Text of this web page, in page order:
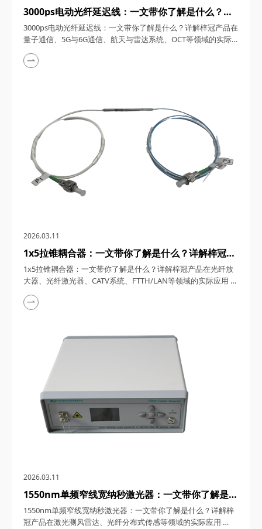
3000ps电动光纤延迟线：一文带你了解是什么？详
解梓冠产品在量子通信、5G与6G通信、航天与雷达
系统、OCT等领域的实际应用
3000ps电动光纤延迟线：一文带你了解是什么？详解梓冠产品在
量子通信、5G与6G通信、航天与雷达系统、OCT等领域的实际
应用 3000ps电动光纤延迟线，在高速发展的光通信与探测技术
领域，凭借其卓越的性能和广泛的应用潜力，成为了众多高科技
2026.03.11
1x5拉锥耦合器：一文带你了解是什么？详解梓冠产
品在光纤放大器、光纤激光器、CATV系统、
FTTH/LAN等领域的实际应用
1x5拉锥耦合器：一文带你了解是什么？详解梓冠产品在光纤放
大器、光纤激光器、CATV系统、FTTH/LAN等领域的实际应用
1x5拉锥耦合器，在光纤通信与传感技术迅猛发展的今天，凭借
其独特的设计、卓越的性能以及广泛的应用场景，成为了光纤网
款产品的内在魅力。 一、1...
2026.03.11
1550nm单频窄线宽纳秒激光器：一文带你了解是什
么？详解梓冠产品在激光测风雷达、光纤分布式传感
等领域的实际应用
1550nm单频窄线宽纳秒激光器：一文带你了解是什么？详解梓
冠产品在激光测风雷达、光纤分布式传感等领域的实际应用